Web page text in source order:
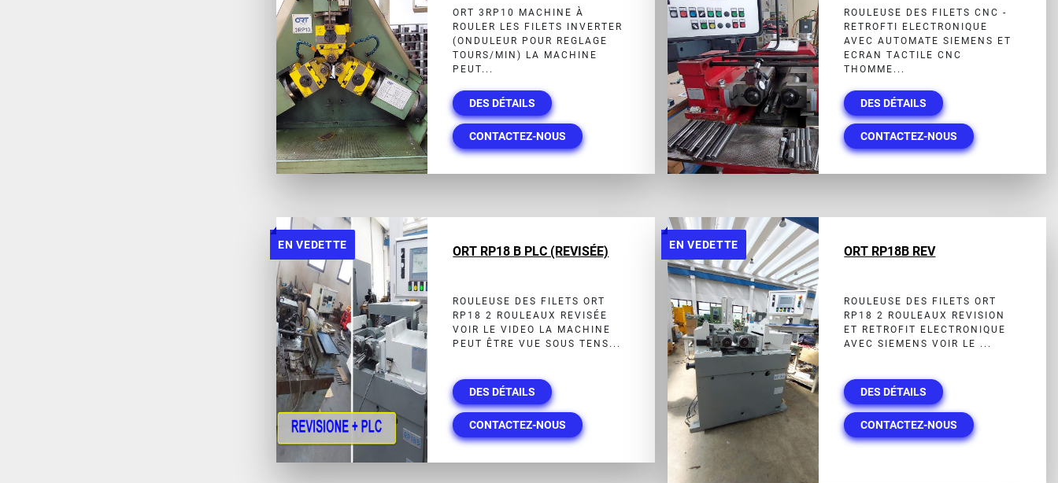
ORT 3RP10 MACHINE À
ROULER LES FILETS INVERTER
(ONDULEUR POUR REGLAGE
TOURS/MIN) LA MACHINE
PEUT...
DES DÉTAILS
CONTACTEZ-NOUS
ROULEUSE DES FILETS CNC -
RETROFTI ELECTRONIQUE
AVEC AUTOMATE SIEMENS ET
ECRAN TACTILE CNC
THOMME...
DES DÉTAILS
CONTACTEZ-NOUS
EN VEDETTE ORT RP18 B PLC (REVISÉE)
ROULEUSE DES FILETS ORT
RP18 2 ROULEAUX REVISÉE
VOIR LE VIDEO LA MACHINE
PEUT ÊTRE VUE SOUS TENS...
DES DÉTAILS
CONTACTEZ-NOUS
EN VEDETTE ORT RP18B REV
ROULEUSE DES FILETS ORT
RP18 2 ROULEAUX REVISION
ET RETROFIT ELECTRONIQUE
AVEC SIEMENS VOIR LE ...
DES DÉTAILS
CONTACTEZ-NOUS